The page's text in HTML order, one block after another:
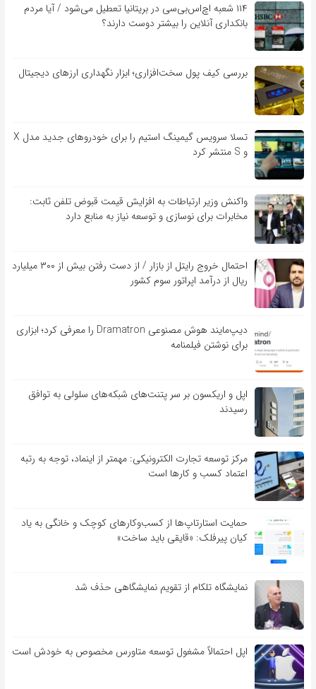
۱۱۴ شعبه اچ‌اس‌بی‌سی در بریتانیا تعطیل می‌شود / آیا مردم
بانکداری آنلاین را بیشتر دوست دارند؟
بررسی کیف‌ پول سخت‌افزاری؛ ابزار نگهداری ارزهای دیجیتال
تسلا سرویس گیمینگ استیم را برای خودروهای جدید مدل X
و S منتشر کرد
واکنش وزیر ارتباطات به افزایش قیمت قبوض تلفن ثابت:
مخابرات برای نوسازی و توسعه نیاز به منابع دارد
احتمال خروج رایتل از بازار / از دست رفتن بیش از ۳۰۰ میلیارد
ریال از درآمد اپراتور سوم کشور
دیپ‌مایند هوش مصنوعی Dramatron را معرفی کرد؛ ابزاری
برای نوشتن فیلمنامه
اپل و اریکسون بر سر پتنت‌های شبکه‌های سلولی به توافق
رسیدند
مرکز توسعه تجارت الکترونیکی: مهمتر از اینماد، توجه به رتبه
اعتماد کسب و کارها است
حمایت استارتاپ‌ها از کسب‌وکارهای کوچک و خانگی به یاد
کیان پیرفلک: «قایقی باید ساخت»
نمایشگاه تلکام از تقویم نمایشگاهی حذف شد
اپل احتمالاً مشغول توسعه متاورس مخصوص به خودش است